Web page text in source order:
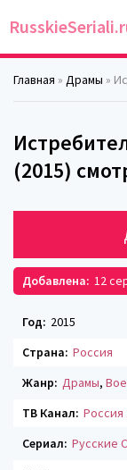
Главная » Драмы »
(2015)
Добавлена: 12
Год: 2015
Страна: Россия
Жанр: Драмы,
ТВ Канал: Россия
Сериал: Русские